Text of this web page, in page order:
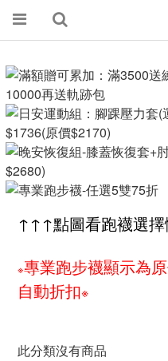
↑↑↑點圖看跑襪選
※專業跑步襪顯示為
自動折扣※
此分類沒有商品